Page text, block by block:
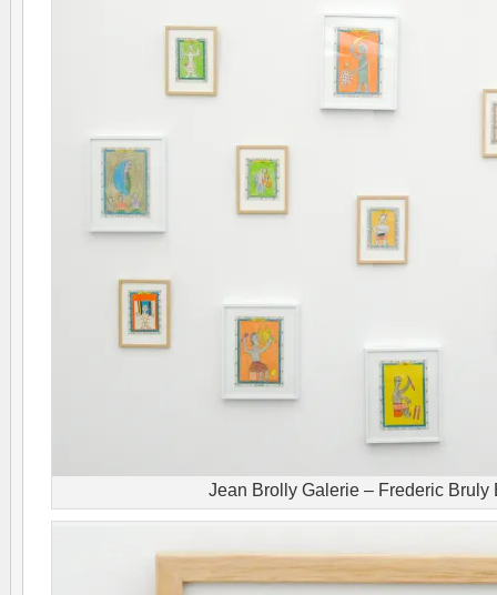
Jean Brolly Galerie – Frederic Bruly